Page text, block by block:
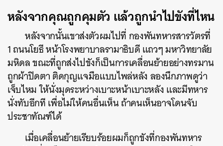
หลังจากคุณถูกคุมตัว แล้วถูกนำไปขังที่ไหน
หลังจากนั้นเขาส่งตัวผมไปที่ กองพันทหารสารวัตรที่
1 ถนนโยธี หน้าโรงพยาบาลรามาธิบดี แถวๆ มหาวิทยาลัย
มหิดล ขณะที่ถูกส่งไปขังก็เป็นการเคลื่อนย้ายอย่างทรมาน
ถูกผ้าปิดตา ติดกุญแจมือแบบไพล่หลัง ลองนึกภาพดูว่า
เจ็บไหม ให้นั่งมุดระหว่างเบาะหน้าเบาะหลัง และมีทหาร
นั่งทับอีกที เพื่อไม่ให้คนอื่นเห็น ถ้าคนเห็นอาจโดนจับ
ประชาทัณฑ์ได้
เมื่อเคลื่อนย้ายเรียบร้อยผมก็ถูกขังที่กองพันทหาร
TWEET LINE EMAIL